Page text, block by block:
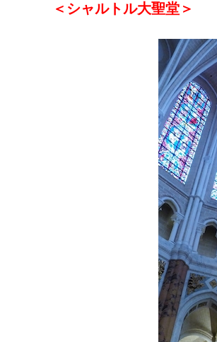
＜シャルトル大聖堂＞